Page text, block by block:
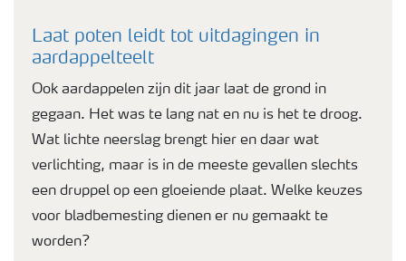
Laat poten leidt tot uitdagingen in
aardappelteelt
Ook aardappelen zijn dit jaar laat de grond in
gegaan. Het was te lang nat en nu is het te droog.
Wat lichte neerslag brengt hier en daar wat
verlichting, maar is in de meeste gevallen slechts
een druppel op een gloeiende plaat. Welke keuzes
voor bladbemesting dienen er nu gemaakt te
worden?